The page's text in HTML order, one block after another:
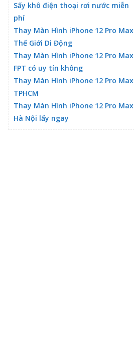
Sấy khô điện thoại rơi nước miễn
phí
Thay Màn Hình iPhone 12 Pro Max
Thế Giới Di Động
Thay Màn Hình iPhone 12 Pro Max
FPT có uy tín không
Thay Màn Hình iPhone 12 Pro Max
TPHCM
Thay Màn Hình iPhone 12 Pro Max
Hà Nội lấy ngay